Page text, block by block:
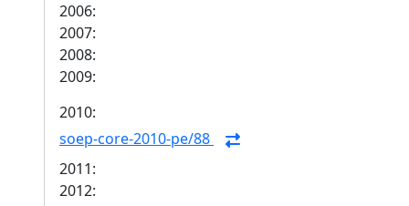
2006:
2007:
2008:
2009:
2010:
soep-core-2010-pe/88
2011:
2012: